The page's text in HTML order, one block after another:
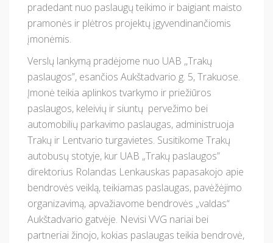
pradedant nuo paslaugų teikimo ir baigiant maisto
pramonės ir plėtros projektų įgyvendinančiomis
įmonėmis.
Verslų lankymą pradėjome nuo UAB ,,Trakų
paslaugos”, esančios Aukštadvario g. 5, Trakuose.
Įmonė teikia aplinkos tvarkymo ir priežiūros
paslaugos, keleivių ir siuntų pervežimo bei
automobilių parkavimo paslaugas, administruoja
Trakų ir Lentvario turgavietes. Susitikome Trakų
autobusų stotyje, kur UAB „Trakų paslaugos”
direktorius Rolandas Lenkauskas papasakojo apie
bendrovės veiklą, teikiamas paslaugas, pavėžėjimo
organizavimą, apvažiavome bendrovės „valdas“
Aukštadvario gatvėje. Nevisi VVG nariai bei
partneriai žinojo, kokias paslaugas teikia bendrovė,